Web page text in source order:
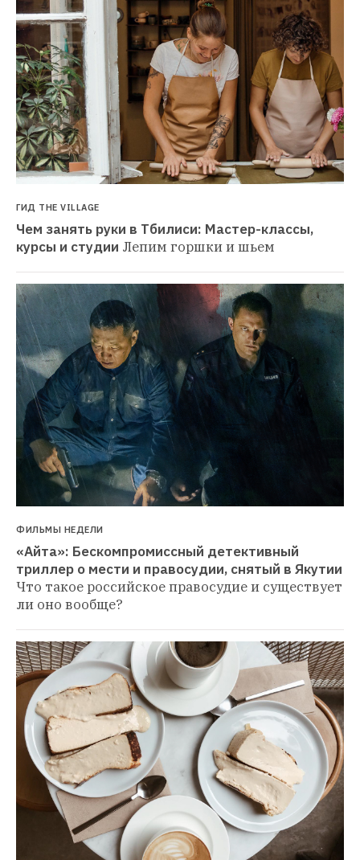
ГИД THE VILLAGE
Чем занять руки в Тбилиси: Мастер-классы,
курсы и студии Лепим горшки и шьем
ФИЛЬМЫ НЕДЕЛИ
«Айта»: Бескомпромиссный детективный
триллер о мести и правосудии, снятый в Якутии
Что такое российское правосудие и существует
ли оно вообще?